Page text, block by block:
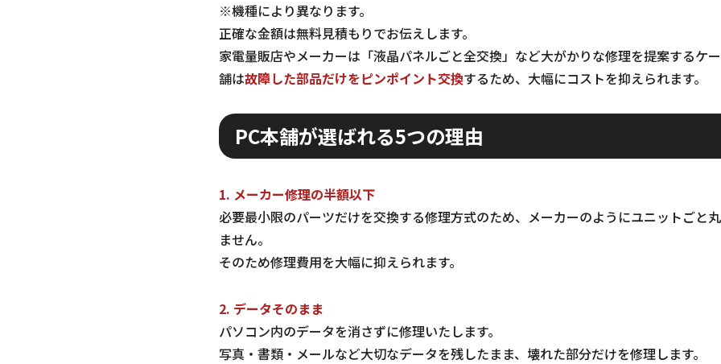
※機種により異なります。
正確な金額は無料見積もりでお伝えします。
家電量販店やメーカーは「液晶パネルごと全交換」など大がかりな修理を提案するケ
舗は故障した部品だけをピンポイント交換するため、大幅にコストを抑えられます。
PC本舗が選ばれる5つの理由
1. メーカー修理の半額以下
必要最小限のパーツだけを交換する修理方式のため、メーカーのようにユニットごと
ません。
そのため修理費用を大幅に抑えられます。
2. データそのまま
パソコン内のデータを消さずに修理いたします。
写真・書類・メールなど大切なデータを残したまま、壊れた部分だけを修理します。